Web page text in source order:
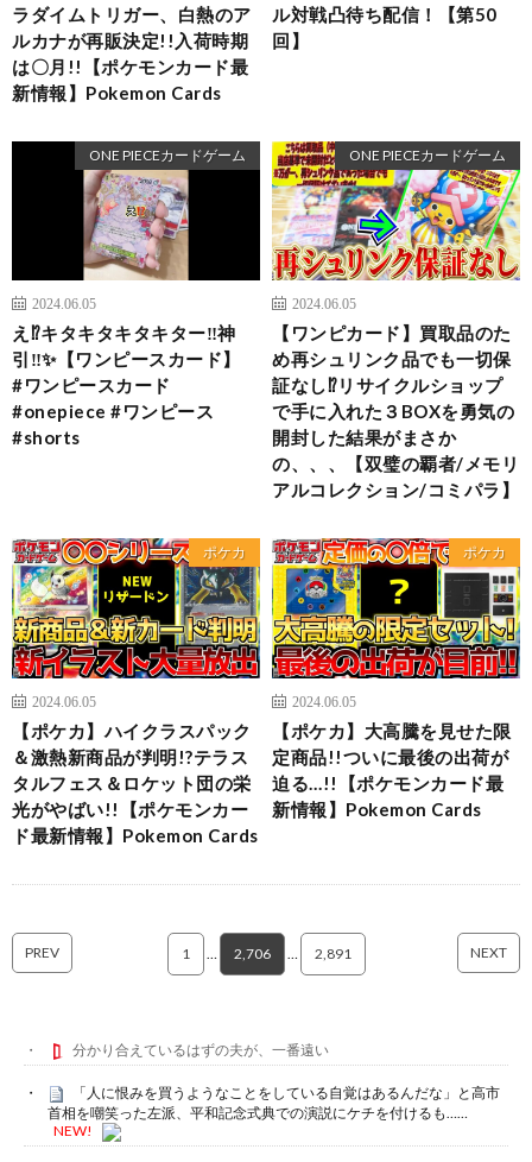
ラダイムトリガー、白熱のア
ルカナが再販決定!!入荷時期
は〇月!!【ポケモンカード最
新情報】Pokemon Cards
ル対戦凸待ち配信！【第50
回】
ONE PIECEカードゲーム
2024.06.05
え⁉️キタキタキタキター‼️神
引‼️✨【ワンピースカード】
#ワンピースカード
#onepiece #ワンピース
#shorts
ONE PIECEカードゲーム
2024.06.05
【ワンピカード】買取品のた
め再シュリンク品でも一切保
証なし⁉︎リサイクルショップ
で手に入れた３BOXを勇気の
開封した結果がまさか
の、、、【双璧の覇者/メモリ
アルコレクション/コミパラ】
ポケカ
2024.06.05
【ポケカ】ハイクラスパック
＆激熱新商品が判明!?テラス
タルフェス＆ロケット団の栄
光がやばい!!【ポケモンカー
ド最新情報】Pokemon Cards
ポケカ
2024.06.05
【ポケカ】大高騰を見せた限
定商品!!ついに最後の出荷が
迫る…!!【ポケモンカード最
新情報】Pokemon Cards
PREV 1 2,706 2,891 NEXT
分かり合えているはずの夫が、一番遠い
「人に恨みを買うようなことをしている自覚はあるんだな」と高市
首相を嘲笑った左派、平和記念式典での演説にケチを付けるも……
NEW!